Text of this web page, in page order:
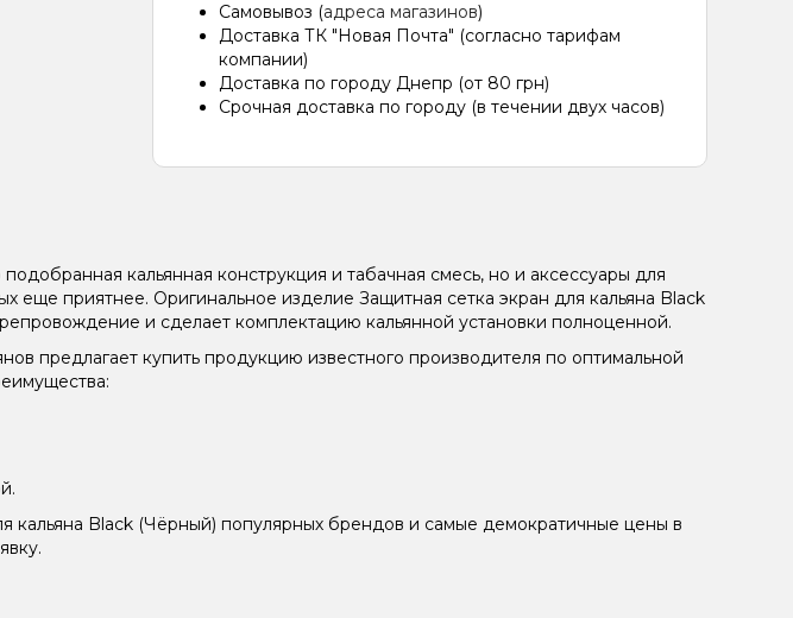
Самовывоз (адреса магазинов)
Доставка ТК "Новая Почта" (согласно тарифам
компании)
Доставка по городу Днепр (от 80 грн)
Срочная доставка по городу (в течении двух часов)
кальянная конструкция и табачная смесь, но и аксессуары для
еще приятнее. Оригинальное изделие Защитная сетка экран для кальяна Black
и сделает комплектацию кальянной установки полноценной.
предлагает купить продукцию известного производителя по оптимальной
кальяна Black (Чёрный) популярных брендов и самые демократичные цены в